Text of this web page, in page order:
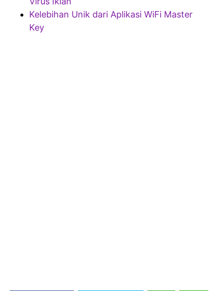
Kelebihan Unik dari Aplikasi WiFi Master
Key